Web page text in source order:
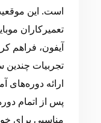
است. این
تعمیرکاران
آیفون، فراهم
تجربیات چندین
ارائه دوره‌های
پس از اتمام
مناسبی برای